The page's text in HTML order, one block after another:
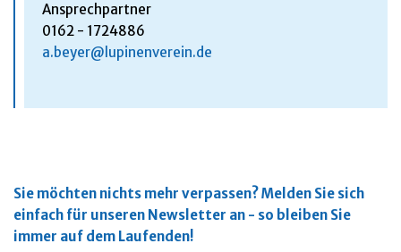
Ansprechpartner
0162 - 1724886
a.beyer@lupinenverein.de
Sie möchten nichts mehr verpassen?Melden Sie sich
einfach für unseren Newsletter an - so bleiben Sie
immer auf dem Laufenden!